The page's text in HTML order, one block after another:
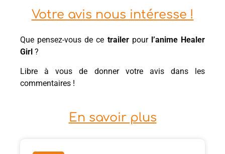
Votre avis nous intéresse !
Que pensez-vous de ce trailerpour l’anime Healer
Girl ?
Libre à vous de donner votre avis dans les
commentaires !
En savoir plus